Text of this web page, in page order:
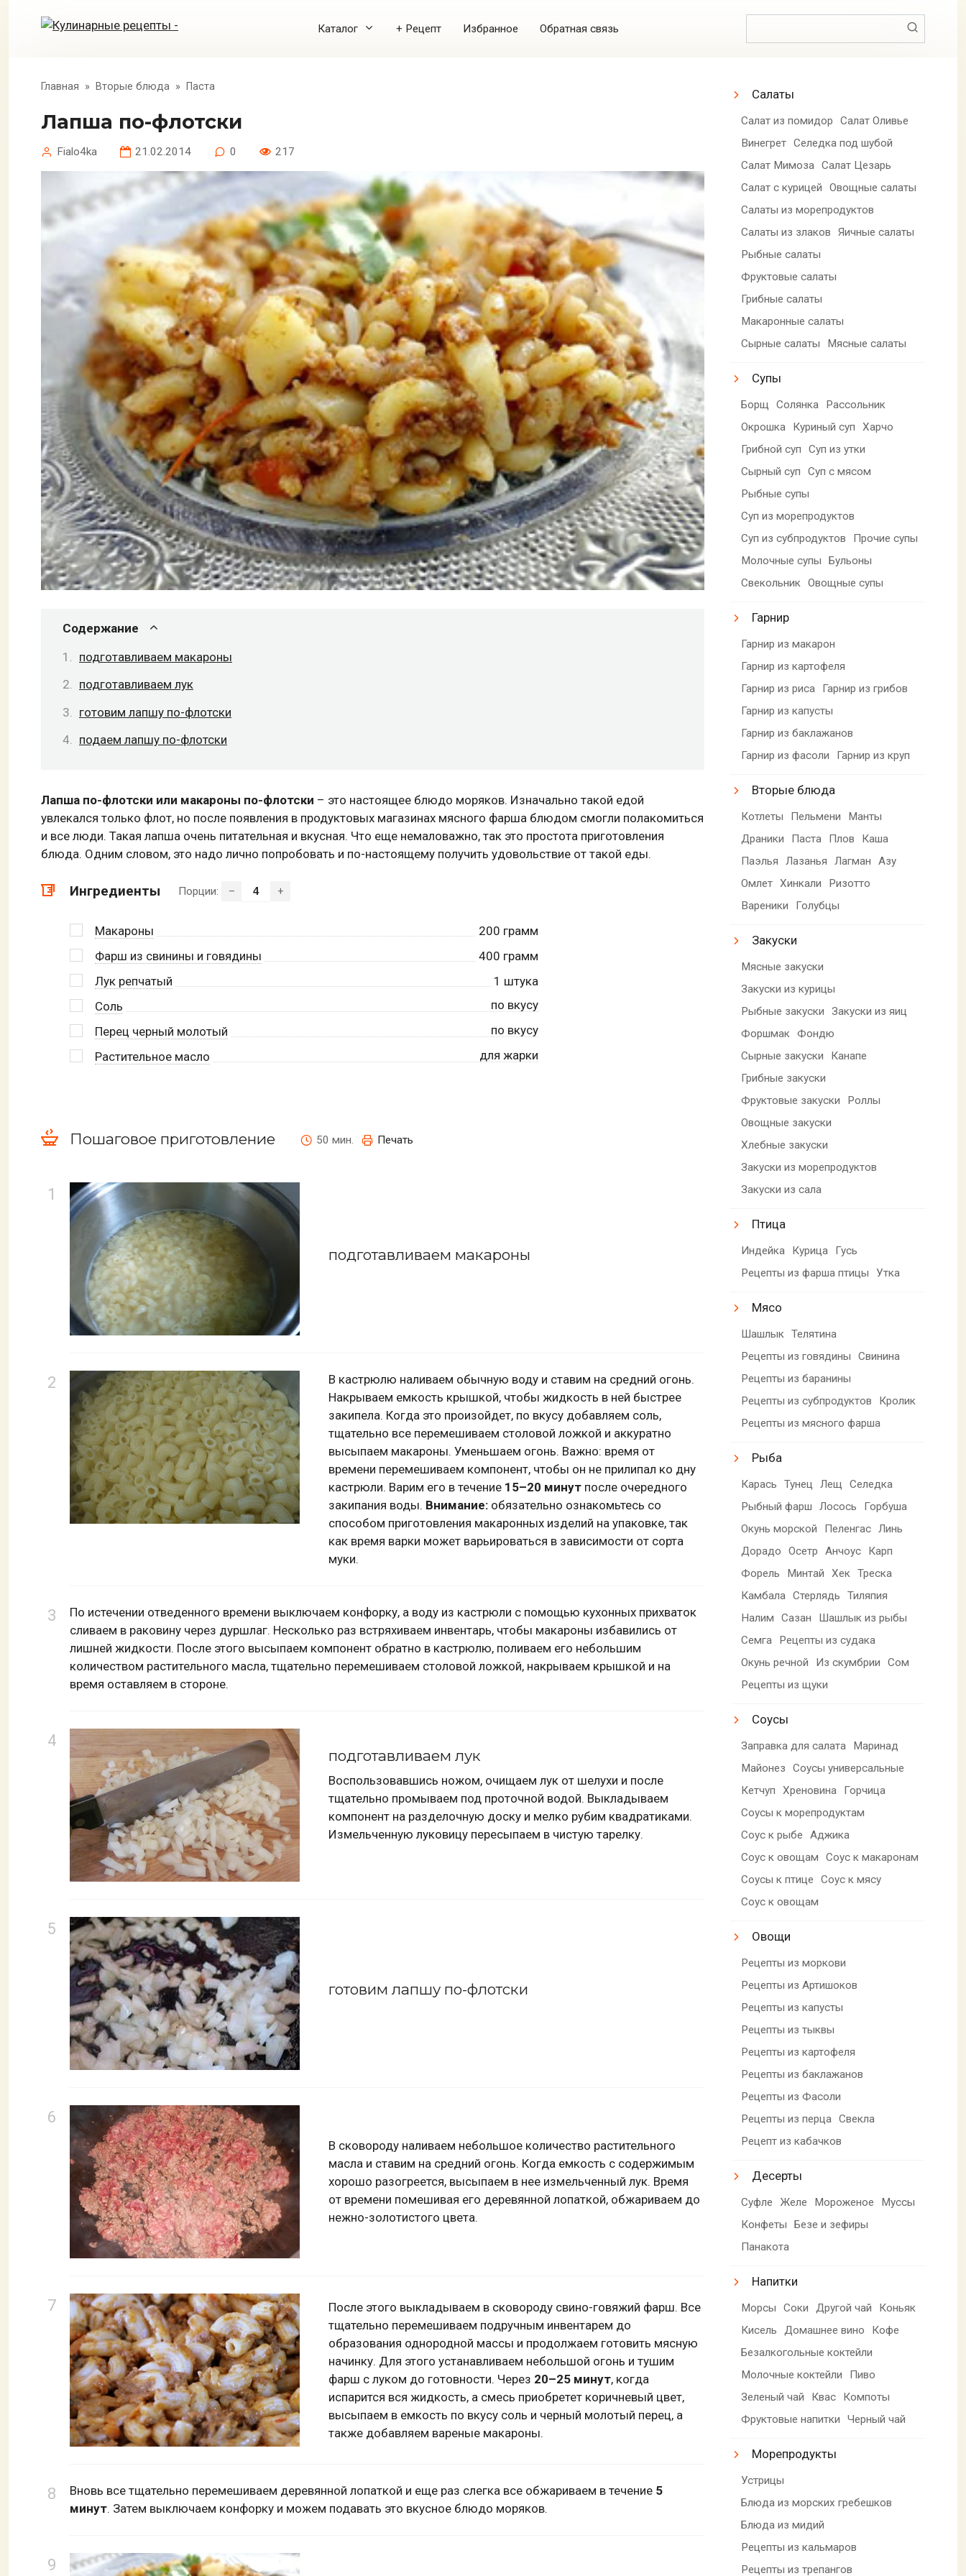
Каталог + Рецепт Избранное Обратная связь
Главная » Вторые блюда » Паста
Лапша по-флотски
Fialo4ka 21.02.2014 0 217
Содержание
подготавливаем макароны
подготавливаем лук
готовим лапшу по-флотски
подаем лапшу по-флотски
Лапша по-флотски или макароны по-флотски – это настоящее блюдо моряков. Изначально такой едой
увлекался только флот, но после появления в продуктовых магазинах мясного фарша блюдом смогли полакомиться
и все люди. Такая лапша очень питательная и вкусная. Что еще немаловажно, так это простота приготовления
блюда. Одним словом, это надо лично попробовать и по-настоящему получить удовольствие от такой еды.
Ингредиенты Порции: – +
Макароны 200 грамм
Фарш из свинины и говядины
400 грамм
Лук репчатый
1 штука
Соль
по вкусу
Перец черный молотый
по вкусу
Растительное масло
для жарки
Пошаговое приготовление 50 мин. Печать
подготавливаем макароны
В кастрюлю наливаем обычную воду и ставим на средний огонь.
Накрываем емкость крышкой, чтобы жидкость в ней быстрее
закипела. Когда это произойдет, по вкусу добавляем соль,
тщательно все перемешиваем столовой ложкой и аккуратно
высыпаем макароны. Уменьшаем огонь. Важно: время от
времени перемешиваем компонент, чтобы он не прилипал ко дну
кастрюли. Варим его в течение 15–20 минут после очередного
закипания воды. Внимание: обязательно ознакомьтесь со
способом приготовления макаронных изделий на упаковке, так
как время варки может варьироваться в зависимости от сорта
муки.
По истечении отведенного времени выключаем конфорку, а воду из кастрюли с помощью кухонных прихваток
сливаем в раковину через дуршлаг. Несколько раз встряхиваем инвентарь, чтобы макароны избавились от
лишней жидкости. После этого высыпаем компонент обратно в кастрюлю, поливаем его небольшим
количеством растительного масла, тщательно перемешиваем столовой ложкой, накрываем крышкой и на
время оставляем в стороне.
подготавливаем лук
Воспользовавшись ножом, очищаем лук от шелухи и после
тщательно промываем под проточной водой. Выкладываем
компонент на разделочную доску и мелко рубим квадратиками.
Измельченную луковицу пересыпаем в чистую тарелку.
готовим лапшу по-флотски
В сковороду наливаем небольшое количество растительного
масла и ставим на средний огонь. Когда емкость с содержимым
хорошо разогреется, высыпаем в нее измельченный лук. Время
от времени помешивая его деревянной лопаткой, обжариваем до
нежно-золотистого цвета.
После этого выкладываем в сковороду свино-говяжий фарш. Все
тщательно перемешиваем подручным инвентарем до
образования однородной массы и продолжаем готовить мясную
начинку. Для этого устанавливаем небольшой огонь и тушим
фарш с луком до готовности. Через 20–25 минут, когда
испарится вся жидкость, а смесь приобретет коричневый цвет,
высыпаем в емкость по вкусу соль и черный молотый перец, а
также добавляем вареные макароны.
Вновь все тщательно перемешиваем деревянной лопаткой и еще раз слегка все обжариваем в течение 5
минут. Затем выключаем конфорку и можем подавать это вкусное блюдо моряков.
Салаты
Салат из помидор
Салат Оливье
Винегрет Селедка под шубой
Салат Мимоза Салат Цезарь
Салат с курицей
Овощные салаты
Салаты из морепродуктов
Салаты из злаков
Яичные салаты
Рыбные салаты
Фруктовые салаты
Грибные салаты
Макаронные салаты
Сырные салаты
Мясные салаты
Супы
Борщ Солянка
Рассольник
Окрошка
Куриный суп
Харчо
Грибной суп
Суп из утки
Сырный суп
Суп с мясом
Рыбные супы
Суп из морепродуктов
Суп из субпродуктов
Прочие супы
Молочные супы
Бульоны
Свекольник Овощные супы
Гарнир
Гарнир из макарон
Гарнир из картофеля
Гарнир из риса
Гарнир из грибов
Гарнир из капусты
Гарнир из баклажанов
Гарнир из фасоли
Гарнир из круп
Вторые блюда
Котлеты Пельмени
Манты
Драники
Паста Плов
Каша
Паэлья
Лазанья Лагман
Азу
Омлет Хинкали
Ризотто
Вареники
Голубцы
Закуски
Мясные закуски
Закуски из курицы
Рыбные закуски
Закуски из яиц
Форшмак Фондю
Сырные закуски
Канапе
Грибные закуски
Фруктовые закуски
Роллы
Овощные закуски
Хлебные закуски
Закуски из морепродуктов
Закуски из сала
Птица
Индейка Курица
Гусь
Рецепты из фарша птицы
Утка
Мясо
Шашлык Телятина
Рецепты из говядины
Свинина
Рецепты из баранины
Рецепты из субпродуктов
Кролик
Рецепты из мясного фарша
Рыба
Карась Тунец Лещ
Селедка
Рыбный фарш
Лосось
Горбуша
Окунь морской
Пеленгас Линь
Дорадо
Осетр Анчоус
Карп
Форель
Минтай Хек Треска
Камбала Стерлядь
Тиляпия
Налим
Сазан
Шашлык из рыбы
Семга
Рецепты из судака
Окунь речной
Из скумбрии
Сом
Рецепты из щуки
Соусы
Заправка для салата
Маринад
Майонез
Соусы универсальные
Кетчуп
Хреновина
Горчица
Соусы к морепродуктам
Соус к рыбе
Аджика
Соус к овощам
Соус к макаронам
Соусы к птице
Соус к мясу
Соус к овощам
Овощи
Рецепты из моркови
Рецепты из Артишоков
Рецепты из капусты
Рецепты из тыквы
Рецепты из картофеля
Рецепты из баклажанов
Рецепты из Фасоли
Рецепты из перца Свекла
Рецепт из кабачков
Десерты
Суфле Желе Мороженое
Муссы
Конфеты
Безе и зефиры
Панакота
Напитки
Морсы Соки Другой чай
Коньяк
Кисель
Домашнее вино
Кофе
Безалкогольные коктейли
Молочные коктейли
Пиво
Зеленый чай
Квас
Компоты
Фруктовые напитки
Черный чай
Морепродукты
Устрицы
Блюда из морских гребешков
Блюда из мидий
Рецепты из кальмаров
Рецепты из трепангов